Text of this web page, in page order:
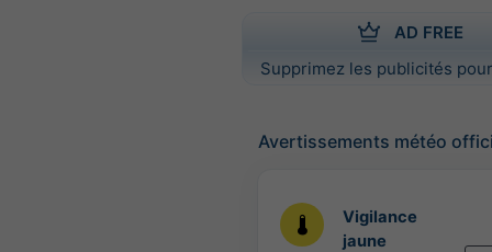
AD FREE
Supprimez les publicités
Avertissements météo
Vigilance
jaune